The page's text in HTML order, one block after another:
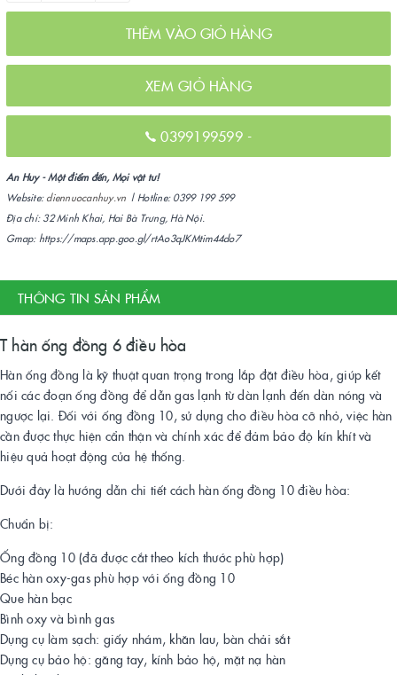
THÊM VÀO GIỎ HÀNG
XEM GIỎ HÀNG
0399199599 -
An Huy - Một điểm đến, Mọi vật tư!
Website: diennuocanhuy.vn | Hotline: 0399 199 599
Địa chỉ: 32 Minh Khai, Hai Bà Trưng, Hà Nội.
Gmap: https://maps.app.goo.gl/rtAo3qJKMtim44do7
THÔNG TIN SẢN PHẨM
T hàn ống đồng 6 điều hòa
Hàn ống đồng là kỹ thuật quan trọng trong lắp đặt điều hòa, giúp kết
nối các đoạn ống đồng để dẫn gas lạnh từ dàn lạnh đến dàn nóng và
ngược lại. Đối với ống đồng 10, sử dụng cho điều hòa cỡ nhỏ, việc hàn
cần được thực hiện cẩn thận và chính xác để đảm bảo độ kín khít và
hiệu quả hoạt động của hệ thống.
Dưới đây là hướng dẫn chi tiết cách hàn ống đồng 10 điều hòa:
Chuẩn bị:
Ống đồng 10 (đã được cắt theo kích thước phù hợp)
Béc hàn oxy-gas phù hợp với ống đồng 10
Que hàn bạc
Bình oxy và bình gas
Dụng cụ làm sạch: giấy nhám, khăn lau, bàn chải sắt
Dụng cụ bảo hộ: găng tay, kính bảo hộ, mặt nạ hàn